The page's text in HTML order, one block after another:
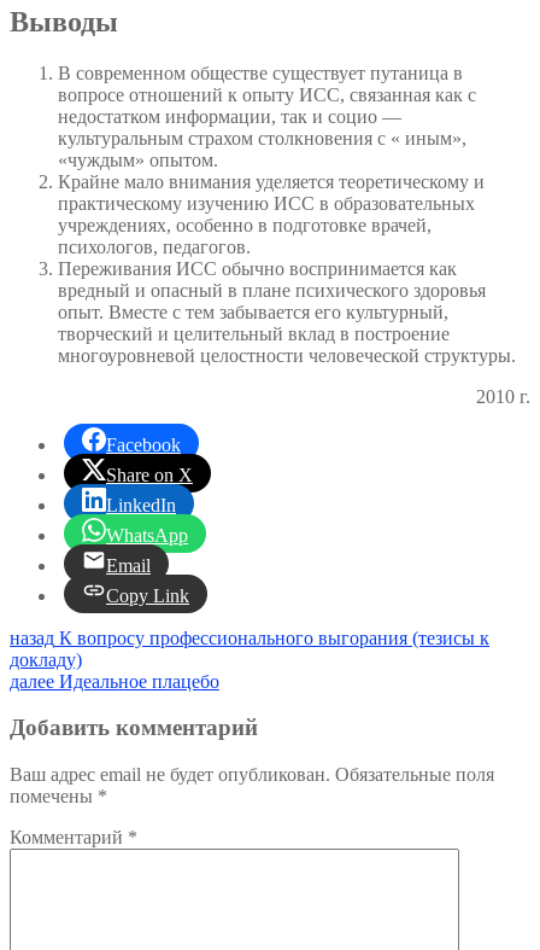
Выводы
В современном обществе существует путаница в
вопросе отношений к опыту ИСС, связанная как с
недостатком информации, так и социо —
культуральным страхом столкновения с « иным»,
«чуждым» опытом.
Крайне мало внимания уделяется теоретическому и
практическому изучению ИСС в образовательных
учреждениях, особенно в подготовке врачей,
психологов, педагогов.
Переживания ИСС обычно воспринимается как
вредный и опасный в плане психического здоровья
опыт. Вместе с тем забывается его культурный,
творческий и целительный вклад в построение
многоуровневой целостности человеческой структуры.
2010 г.
Facebook
Share on X
LinkedIn
WhatsApp
Email
Copy Link
Навигация
по
назад Предыдущая
запись:
К вопросу профессионального выгорания (тезисы к
докладу)
далее Следующая
Идеальное плацебо
Добавить комментарий
Ваш адрес email не будет опубликован. Обязательные поля
помечены *
Комментарий *